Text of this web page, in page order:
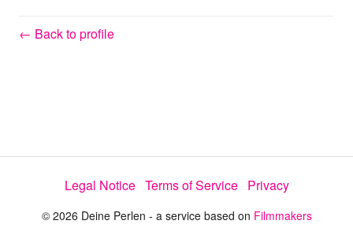
o
← Back to profile
Legal Notice Terms of Service Privacy
© 2026 Deine Perlen - a service based on Filmmakers